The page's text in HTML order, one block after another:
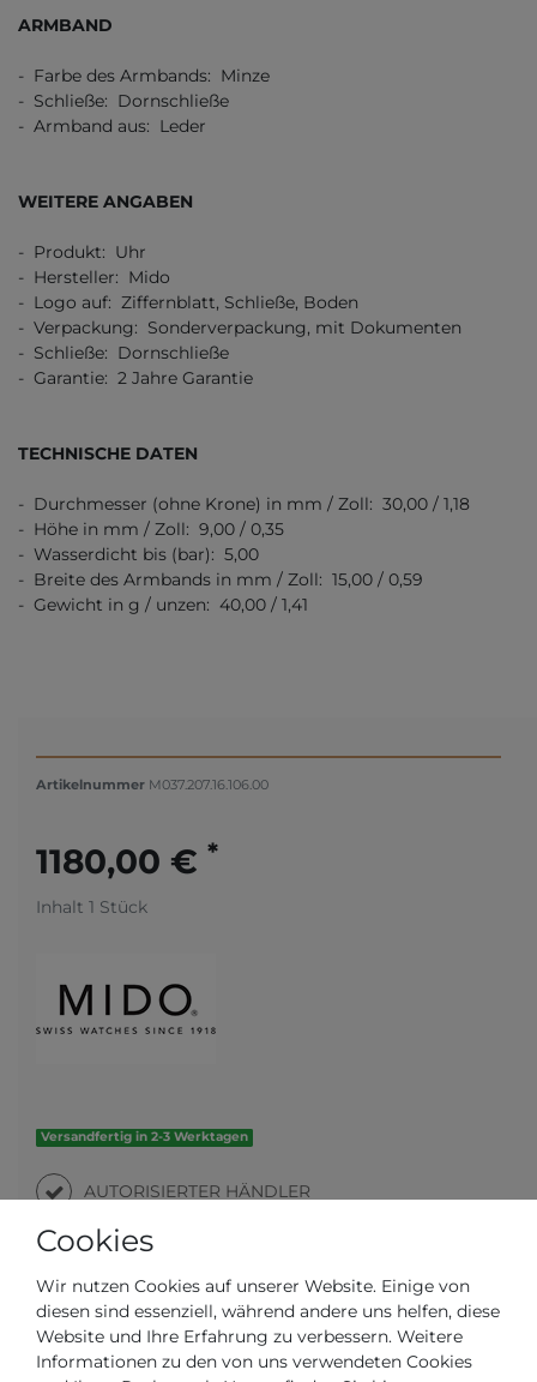
ARMBAND
- Farbe des Armbands: Minze
- Schließe: Dornschließe
- Armband aus: Leder
WEITERE ANGABEN
- Produkt: Uhr
- Hersteller: Mido
- Logo auf: Ziffernblatt, Schließe, Boden
- Verpackung: Sonderverpackung, mit Dokumenten
- Schließe: Dornschließe
- Garantie: 2 Jahre Garantie
TECHNISCHE DATEN
- Durchmesser (ohne Krone) in mm / Zoll: 30,00 / 1,18
- Höhe in mm / Zoll: 9,00 / 0,35
- Wasserdicht bis (bar): 5,00
- Breite des Armbands in mm / Zoll: 15,00 / 0,59
- Gewicht in g / unzen: 40,00 / 1,41
Artikelnummer M037.207.16.106.00
1180,00 € *
Inhalt 1 Stück
Versandfertig in 2-3 Werktagen
AUTORISIERTER HÄNDLER
SCHNELLE LIEFERZEIT
Ihr Preis bei3% Skonto bei Vorab Überweisung:
1144,60 € *
Cookies
Wir nutzen Cookies auf unserer Website. Einige von
diesen sind essenziell, während andere uns helfen, diese
Website und Ihre Erfahrung zu verbessern. Weitere
Informationen zu den von uns verwendeten Cookies